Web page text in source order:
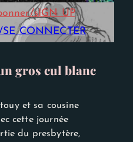
sIGN UP
CONNECTER
gros cul blanc
et sa cousine
cette journée
du presbytère,